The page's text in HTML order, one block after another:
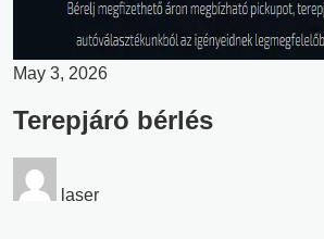
May 3, 2026
Terepjáró bérlés
laser